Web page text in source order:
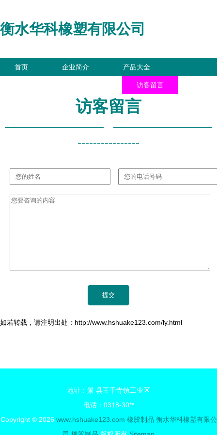
衡水华科橡塑有限公司
首页 企业简介 产品大全
访客留言
访客留言
----------------
如若转载，请注明出处：http://www.hshuake123.com/ly.html
地址：景 县王千寺镇工业区
电话：0318-30**
Copyright © 2026 www.hshuake123.com 橡胶制品 衡水华科橡塑有限公